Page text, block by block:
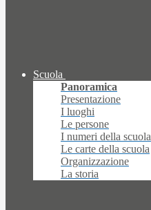
Scuola
Panoramica
Presentazione
I luoghi
Le persone
I numeri della scuola
Le carte della scuola
Organizzazione
La storia